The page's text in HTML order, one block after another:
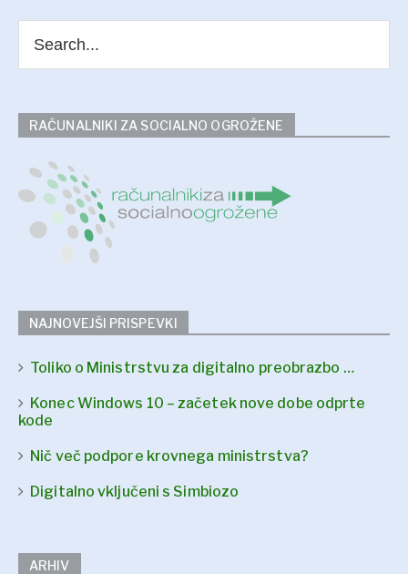
RAČUNALNIKI ZA SOCIALNO OGROŽENE
NAJNOVEJŠI PRISPEVKI
Toliko o Ministrstvu za digitalno preobrazbo …
Konec Windows 10 – začetek nove dobe odprte
kode
Nič več podpore krovnega ministrstva?
Digitalno vključeni s Simbiozo
ARHIV